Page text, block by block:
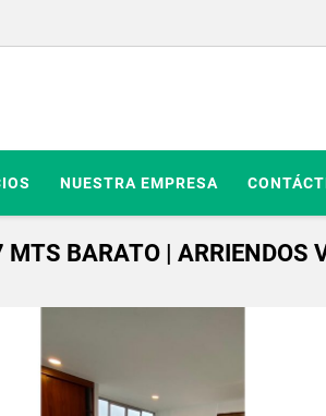
NUESTRA EMPRESA
BARATO | ARRIENDOS